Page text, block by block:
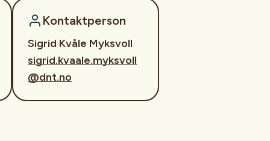
Kontaktperson
Sigrid Kvåle Myksvoll
sigrid.kvaale.myksvoll
@dnt.no